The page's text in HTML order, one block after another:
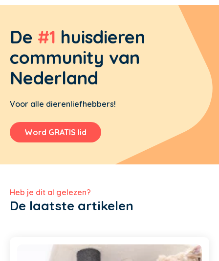
De #1 huisdieren
community van
Nederland
Voor alle dierenliefhebbers!
Word GRATIS lid
Heb je dit al gelezen?
De laatste artikelen